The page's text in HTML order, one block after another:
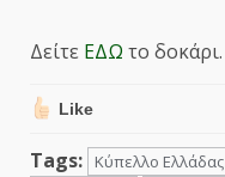
Δείτε ΕΔΩ το δοκάρι.
Like
Tags: Κύπελλο Ελλάδας